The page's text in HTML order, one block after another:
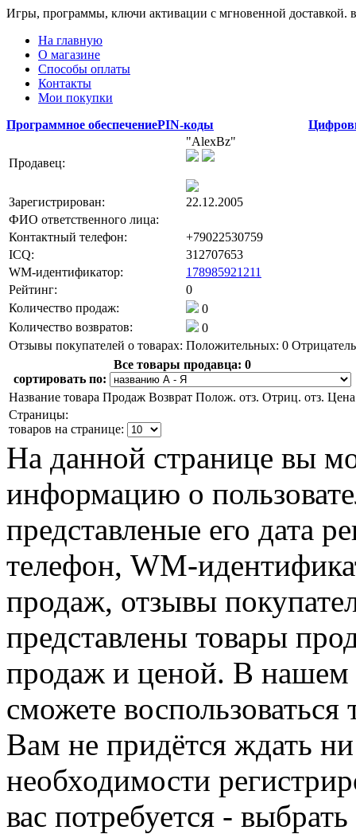
Игры, программы, ключи активации с мгновенной доставкой.
На главную
О магазине
Способы оплаты
Контакты
Мои покупки
Программное обеспечениеPIN-коды
Продавец:
"AlexBz"
Зарегистрирован:
22.12.2005
ФИО ответственного лица:
Контактный телефон:
+79022530759
ICQ:
312707653
WM-идентификатор:
178985921211
Рейтинг:
0
Количество продаж:
0
Количество возвратов:
0
Отзывы покупателей о товарах: Положительных: 0
Все товары продавца: 0
сортировать по:
Название товара Продаж Возврат Полож. отз. Отриц. отз. Цена
Страницы:
товаров на странице:
На данной странице вы
информацию о
представленые его дата
телефон, WM-
продаж, отзывы
представлены товары
продаж и ценой. В нашем
сможете
Вам не придётся ждать
необходимости
вас потребуется -